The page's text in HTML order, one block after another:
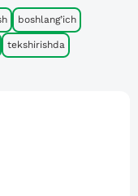
boshlang’ich
tekshirishda